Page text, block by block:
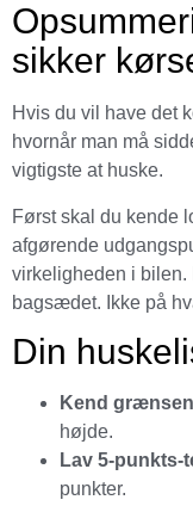
sikker
Hvis du vil have det
hvornår man må
vigtigste at huske.
Først skal du kende
afgørende
virkeligheden i bilen.
bagsædet. Ikke på
Din
Kend
højde.
Lav 5-punkts-
punkter.